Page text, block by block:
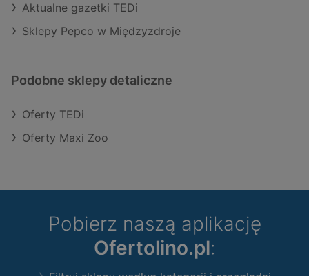
Aktualne gazetki TEDi
Sklepy Pepco w Międzyzdroje
Podobne sklepy detaliczne
Oferty TEDi
Oferty Maxi Zoo
Pobierz naszą aplikację
Ofertolino.pl: